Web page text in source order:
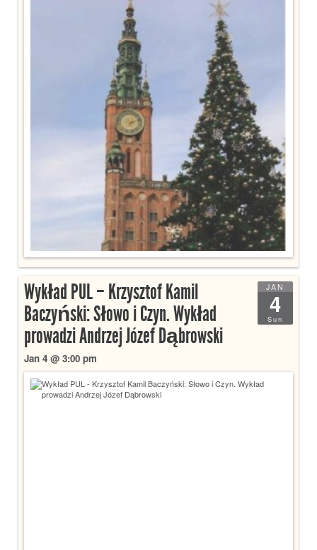
JAN
4
Sun
Wykład PUL – Krzysztof Kamil
Baczyński: Słowo i Czyn. Wykład
prowadzi Andrzej Józef Dąbrowski
Jan 4 @ 3:00 pm